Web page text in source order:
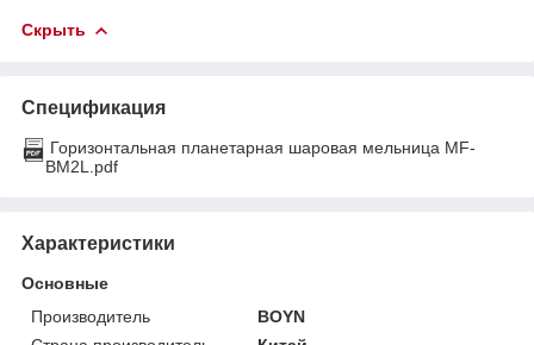
Скрыть
Спецификация
Горизонтальная планетарная шаровая мельница MF-
BM2L.pdf
Характеристики
Основные
Производитель
BOYN